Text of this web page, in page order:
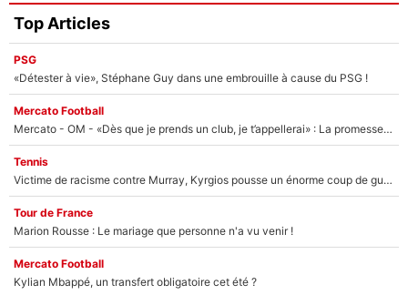
Top Articles
PSG
«Détester à vie», Stéphane Guy dans une embrouille à cause du PSG !
Mercato Football
Mercato - OM - «Dès que je prends un club, je t’appellerai» : La promesse de Marcelino au moment de claquer la porte
Tennis
Victime de racisme contre Murray, Kyrgios pousse un énorme coup de gueule !
Tour de France
Marion Rousse : Le mariage que personne n'a vu venir !
Mercato Football
Kylian Mbappé, un transfert obligatoire cet été ?